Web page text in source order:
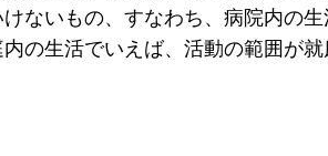
ないもの、すなわち、病院内の
の生活でいえば、活動の範囲が